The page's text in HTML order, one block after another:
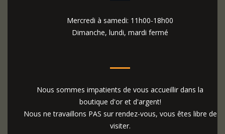
Mercredi à samedi: 11h00-18h00
Dimanche, lundi, mardi fermé
Nous sommes impatients de vous accueillir dans la
boutique d'or et d'argent!
Nous ne travaillons PAS sur rendez-vous, vous êtes libre de
visiter.